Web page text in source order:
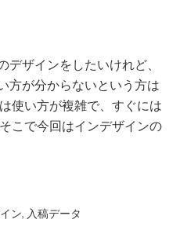
デザインをしたいけれど、
方が分からないという方は
使い方が複雑で、すぐには
こで今回はインデザインの
ン, 入稿データ